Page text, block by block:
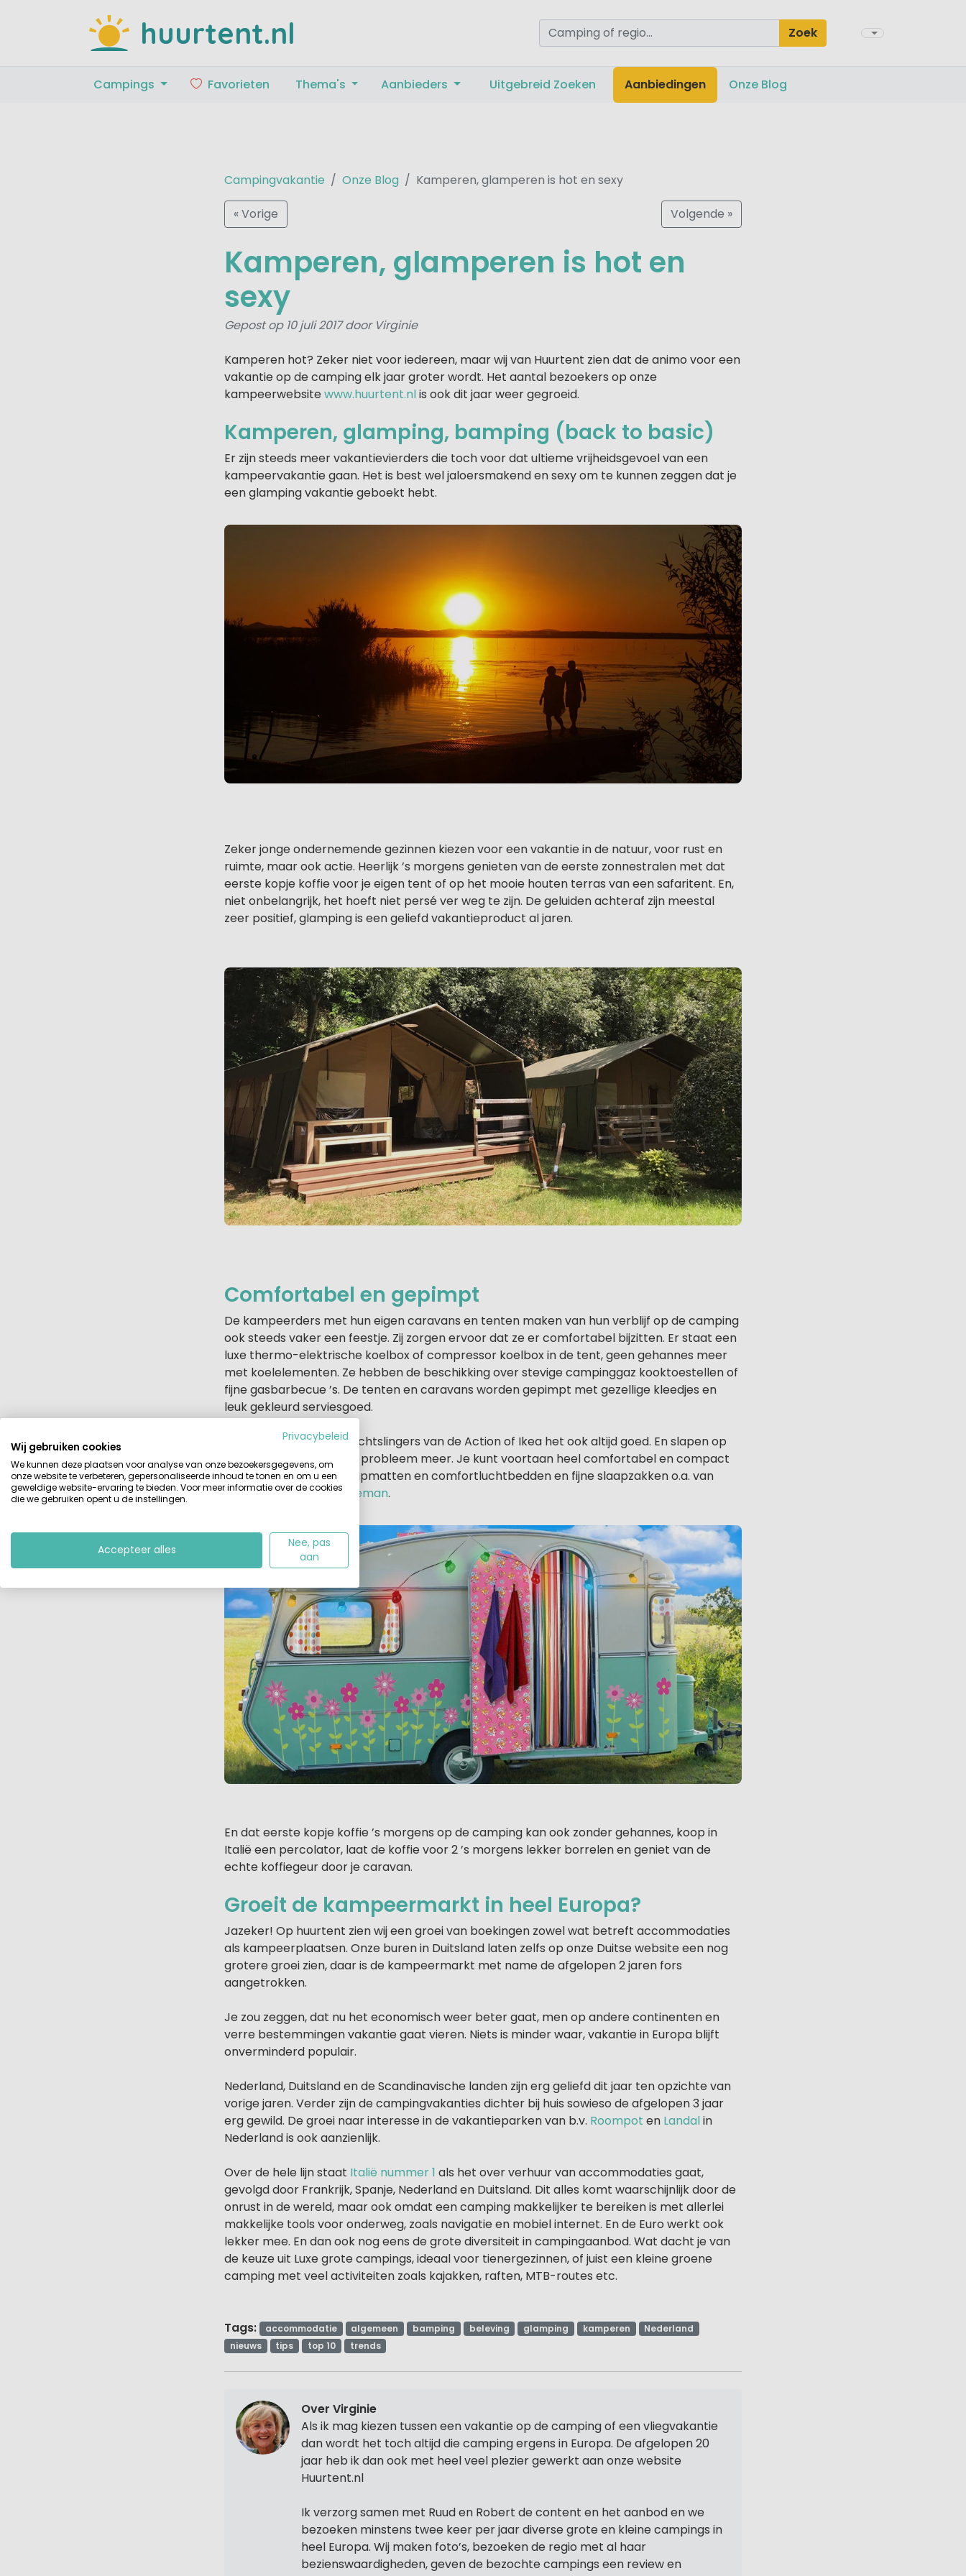
huurtent.nl Zoek
Campings Favorieten Thema's Aanbieders Uitgebreid Zoeken Aanbiedingen Onze Blog
Campingvakantie Onze Blog Kamperen, glamperen is hot en sexy
« Vorige Volgende »
Kamperen, glamperen is hot en
sexy
Gepost op 10 juli 2017 door Virginie
Kamperen hot? Zeker niet voor iedereen, maar wij van Huurtent zien dat de animo voor een
vakantie op de camping elk jaar groter wordt. Het aantal bezoekers op onze
kampeerwebsite www.huurtent.nlis ook dit jaar weer gegroeid.
Kamperen, glamping, bamping (back to basic)
Er zijn steeds meer vakantievierders die toch voor dat ultieme vrijheidsgevoel van een
kampeervakantie gaan. Het is best wel jaloersmakend en sexy om te kunnen zeggen dat je
een glamping vakantie geboekt hebt.
Zeker jonge ondernemende gezinnen kiezen voor een vakantie in de natuur, voor rust en
ruimte, maar ook actie. Heerlijk ’s morgens genieten van de eerste zonnestralen met dat
eerste kopje koffie voor je eigen tent of op het mooie houten terras van een safaritent. En,
niet onbelangrijk, het hoeft niet persé ver weg te zijn. De geluiden achteraf zijn meestal
zeer positief, glamping is een geliefd vakantieproduct al jaren.
Comfortabel en gepimpt
De kampeerders met hun eigen caravans en tenten maken van hun verblijf op de camping
ook steeds vaker een feestje. Zij zorgen ervoor dat ze er comfortabel bijzitten. Er staat een
luxe thermo-elektrische koelbox of compressor koelbox in de tent, geen gehannes meer
met koelelementen. Ze hebben de beschikking over stevige campinggaz kooktoestellen of
fijne gasbarbecue ’s. De tenten en caravans worden gepimpt met gezellige kleedjes en
leuk gekleurd serviesgoed.
Voor ’s avond doen de lichtslingers van de Action of Ikea het ook altijd goed. En slapen op
de camping is ook geen probleem meer. Je kunt voortaan heel comfortabel en compact
slapen door de luxe slaapmatten en comfortluchtbedden en fijne slaapzakken o.a. van
Human ComfortenColeman.
En dat eerste kopje koffie ’s morgens op de camping kan ook zonder gehannes, koop in
Italië een percolator, laat de koffie voor 2 ’s morgens lekker borrelen en geniet van de
echte koffiegeur door je caravan.
Groeit de kampeermarkt in heel Europa?
Jazeker! Op huurtent zien wij een groei van boekingen zowel wat betreft accommodaties
als kampeerplaatsen. Onze buren in Duitsland laten zelfs op onze Duitse website een nog
grotere groei zien, daar is de kampeermarkt met name de afgelopen 2 jaren fors
aangetrokken.
Je zou zeggen, dat nu het economisch weer beter gaat, men op andere continenten en
verre bestemmingen vakantie gaat vieren. Niets is minder waar, vakantie in Europa blijft
onverminderd populair.
Nederland, Duitsland en de Scandinavische landen zijn erg geliefd dit jaar ten opzichte van
vorige jaren. Verder zijn de campingvakanties dichter bij huis sowieso de afgelopen 3 jaar
erg gewild. De groei naar interesse in de vakantieparken van b.v. Roompot en Landalin
Nederland is ook aanzienlijk.
Over de hele lijn staat Italië nummer 1 als het over verhuur van accommodaties gaat,
gevolgd door Frankrijk, Spanje, Nederland en Duitsland. Dit alles komt waarschijnlijk door de
onrust in de wereld, maar ook omdat een camping makkelijker te bereiken is met allerlei
makkelijke tools voor onderweg, zoals navigatie en mobiel internet. En de Euro werkt ook
lekker mee. En dan ook nog eens de grote diversiteit in campingaanbod. Wat dacht je van
de keuze uit Luxe grote campings, ideaal voor tienergezinnen, of juist een kleine groene
camping met veel activiteiten zoals kajakken, raften, MTB-routes etc.
Tags: accommodatie algemeen bamping beleving glamping kamperen
Nederland
nieuws
tips top 10 trends
Over Virginie
Als ik mag kiezen tussen een vakantie op de camping of een vliegvakantie
dan wordt het toch altijd die camping ergens in Europa. De afgelopen 20
jaar heb ik dan ook met heel veel plezier gewerkt aan onze website
Huurtent.nl
Ik verzorg samen met Ruud en Robert de content en het aanbod en we
bezoeken minstens twee keer per jaar diverse grote en kleine campings in
heel Europa. Wij maken foto’s, bezoeken de regio met al haar
bezienswaardigheden, geven de bezochte campings een review en
Privacybeleid
Wij gebruiken cookies
We kunnen deze plaatsen voor analyse van onze bezoekersgegevens, om
onze website te verbeteren, gepersonaliseerde inhoud te tonen en om u een
geweldige website-ervaring te bieden. Voor meer informatie over de cookies
die we gebruiken opent u de instellingen.
Accepteer alles
Nee, pas
aan